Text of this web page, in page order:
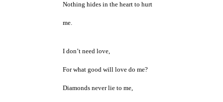
Nothing hides in the heart to hurt
me.
I don’t need love,
For what good will love do me?
Diamonds never lie to me,